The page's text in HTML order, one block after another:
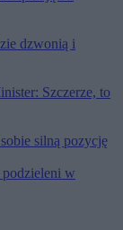
dzwonią i
Szczerze, to
silną pozycję
w